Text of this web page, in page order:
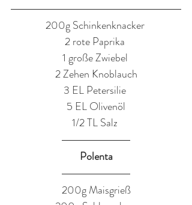
200g Schinkenknacker
2 rote Paprika
1 große Zwiebel
2 Zehen Knoblauch
3 EL Petersilie
5 EL Olivenöl
1/2 TL Salz
Polenta
200g Maisgrieß